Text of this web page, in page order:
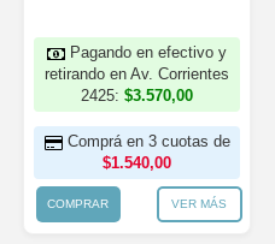
Pagando en efectivo y
retirando en Av. Corrientes
2425: $3.570,00
Comprá en 3 cuotas de
$1.540,00
COMPRAR VER MÁS